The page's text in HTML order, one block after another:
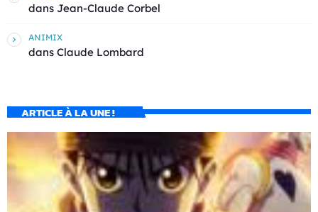
dans Jean-Claude Corbel
ANIMIX
dans Claude Lombard
ARTICLE À LA UNE !